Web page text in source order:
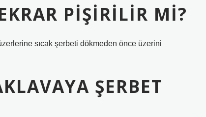
PIŞIRILIR MI?
sıcak şerbeti dökmeden önce üzerini
ŞERBET